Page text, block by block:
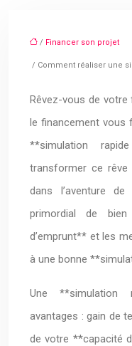
/ Financer son projet
/ Comment réaliser une
Rêvez-vous de
le financement vous
**simulation
transformer ce rêve
dans l’aventure
primordial de
d’emprunt** et les
à une bonne
Une **simulation
avantages : gain de
de votre **capacité